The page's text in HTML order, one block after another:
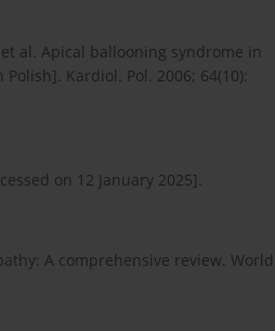
et al. Apical ballooning syndrome in
Kardiol. Pol. 2006; 64(10):
on 12 January 2025].
A comprehensive review. World